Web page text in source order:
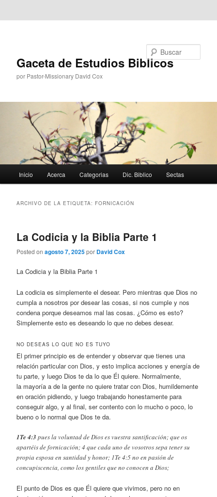
Gaceta de Estudios Biblicos
por Pastor-Missionary David Cox
principal
Inicio Acerca Categorias Dic. Biblico Sectas
ARCHIVO DE LA ETIQUETA: FORNICACIÓN
La Codicia y la Biblia Parte 1
Posted onagosto 7, 2025por David Cox
La Codicia y la Biblia Parte 1
La codicia es simplemente el desear. Pero mientras que Dios no
cumpla a nosotros por desear las cosas, si nos cumple y nos
condena porque deseamos mal las cosas. ¿Cómo es esto?
Simplemente esto es deseando lo que no debes desear.
NO DESEAS LO QUE NO ES TUYO
El primer principio es de entender y observar que tienes una
relación particular con Dios, y esto implica acciones y energía de
tu parte, y luego Dios te da lo que Él quiere. Normalmente,
la mayoría a de la gente no quiere tratar con Dios, humildemente
en oración pidiendo, y luego trabajando honestamente para
conseguir algo, y al final, ser contento con lo mucho o poco, lo
bueno o lo normal que Dios te da.
1Te 4:3 ​pues la voluntad de Dios es vuestra santificación; que os
apartéis de fornicación; 4 que cada uno de vosotros sepa tener su
propia esposa en santidad y honor; 1Te 4:5 no en pasión de
concupiscencia, como los gentiles que no conocen a Dios;
El punto de Dios es que Él quiere que vivimos, pero no en